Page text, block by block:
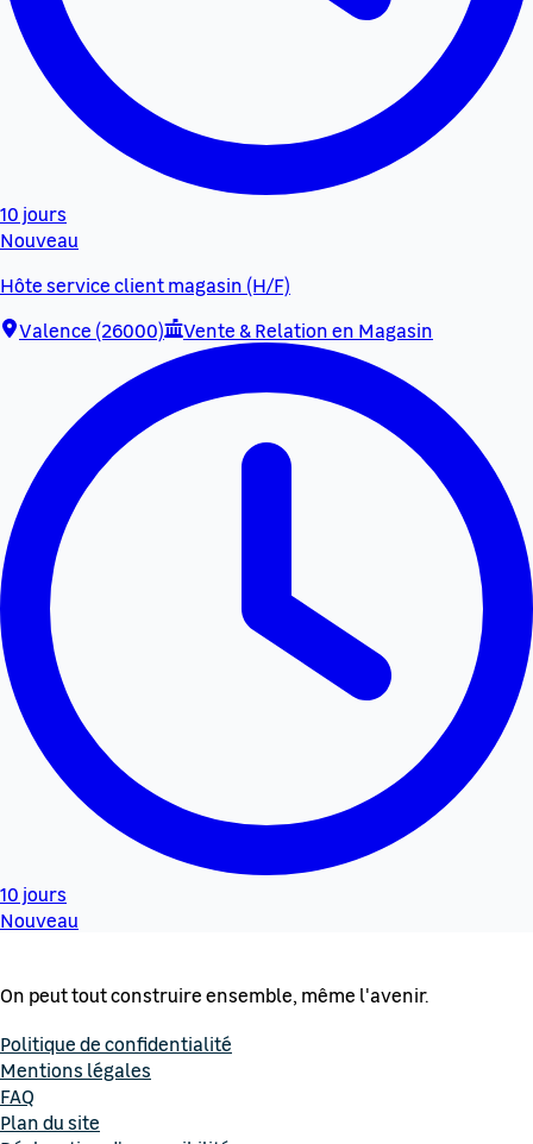
10 jours
Nouveau
Hôte service client magasin (H/F)
Valence (26000)
Vente & Relation en Magasin
10 jours
Nouveau
On peut tout construire ensemble, même l'avenir.
Politique de confidentialité
Mentions légales
FAQ
Plan du site